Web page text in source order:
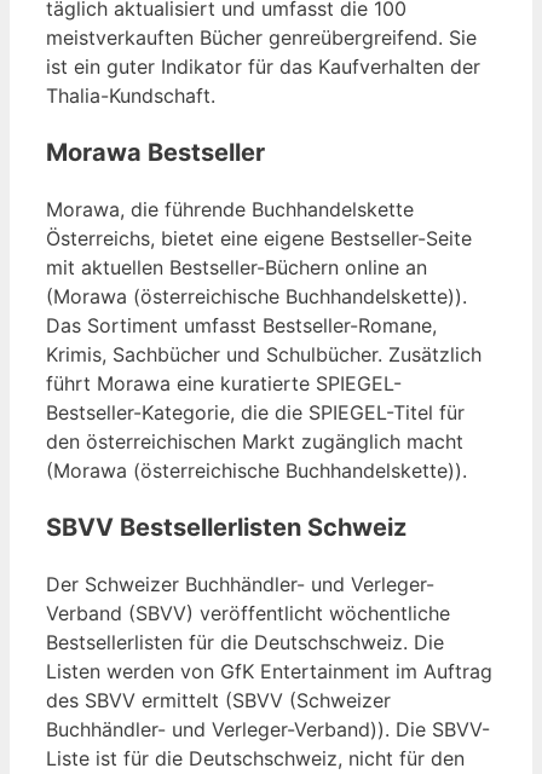
täglich aktualisiert und umfasst die 100
meistverkauften Bücher genreübergreifend. Sie
ist ein guter Indikator für das Kaufverhalten der
Thalia-Kundschaft.
Morawa Bestseller
Morawa, die führende Buchhandelskette
Österreichs, bietet eine eigene Bestseller-Seite
mit aktuellen Bestseller-Büchern online an
(Morawa (österreichische Buchhandelskette)).
Das Sortiment umfasst Bestseller-Romane,
Krimis, Sachbücher und Schulbücher. Zusätzlich
führt Morawa eine kuratierte SPIEGEL-
Bestseller-Kategorie, die die SPIEGEL-Titel für
den österreichischen Markt zugänglich macht
(Morawa (österreichische Buchhandelskette)).
SBVV Bestsellerlisten Schweiz
Der Schweizer Buchhändler- und Verleger-
Verband (SBVV) veröffentlicht wöchentliche
Bestsellerlisten für die Deutschschweiz. Die
Listen werden von GfK Entertainment im Auftrag
des SBVV ermittelt (SBVV (Schweizer
Buchhändler- und Verleger-Verband)). Die SBVV-
Liste ist für die Deutschschweiz, nicht für den